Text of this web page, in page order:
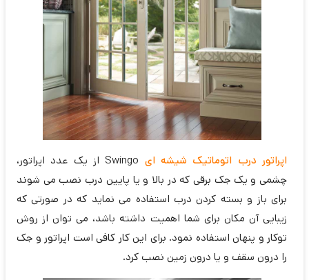
اپراتور درب اتوماتیک شیشه ای
Swingo از یک عدد اپراتور،
چشمی و یک جک برقی که در بالا و یا پایین درب نصب می شوند
برای باز و بسته کردن درب استفاده می نماید که در صورتی که
زیبایی آن مکان برای شما اهمیت داشته باشد، می توان از روش
توکار و پنهان استفاده نمود. برای این کار کافی است اپراتور و جک
را درون سقف و یا درون زمین نصب کرد.